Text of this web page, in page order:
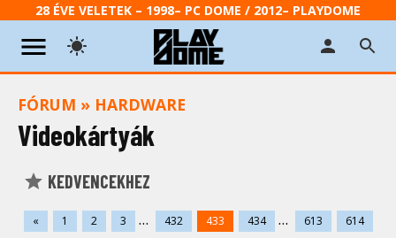
28 ÉVE VELETEK – 1998– PC DOME / 2012– PLAYDOME
FÓRUM » HARDWARE
Videokártyák
KEDVENCEKHEZ
« 1 2 3 ... 432 433 434 ... 613
614